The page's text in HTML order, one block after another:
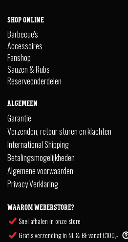
SHOP ONLINE
Barbecue's
Accessoires
Fanshop
Sauzen & Rubs
Reserveonderdelen
ALGEMEEN
Garantie
Verzenden, retour sturen en klachten
International Shipping
Betalingsmogelijkheden
Algemene voorwaarden
Privacy Verklaring
WAAROM WEBERSTORE?
Snel afhalen in onze store
Gratis verzending in NL & BE vanaf €100,-